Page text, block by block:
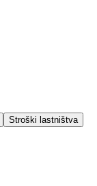
Stroški lastništva